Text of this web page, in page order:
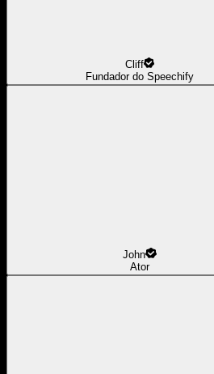
Cliff
Fundador do Speechify
John
Ator